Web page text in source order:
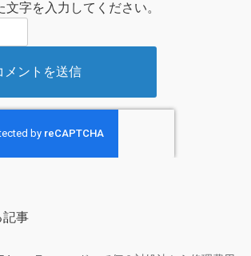
文字を入力してください。
記事